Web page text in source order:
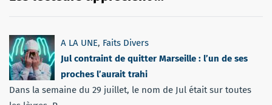
A LA UNE, Faits Divers
Jul contraint de quitter Marseille : l’un de ses
proches l’aurait trahi
Dans la semaine du 29 juillet, le nom de Jul était sur toutes